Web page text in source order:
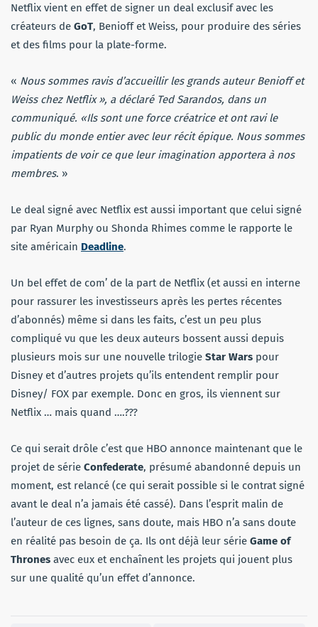
Netflix vient en effet de signer un deal exclusif avec les
créateurs de GoT, Benioff et Weiss, pour produire des séries
et des films pour la plate-forme.
« Nous sommes ravis d’accueillir les grands auteur Benioff et
Weiss chez Netflix », a déclaré Ted Sarandos, dans un
communiqué. «Ils sont une force créatrice et ont ravi le
public du monde entier avec leur récit épique. Nous sommes
impatients de voir ce que leur imagination apportera à nos
membres. »
Le deal signé avec Netflix est aussi important que celui signé
par Ryan Murphy ou Shonda Rhimes comme le rapporte le
site américain Deadline.
Un bel effet de com’ de la part de Netflix (et aussi en interne
pour rassurer les investisseurs après les pertes récentes
d’abonnés) même si dans les faits, c’est un peu plus
compliqué vu que les deux auteurs bossent aussi depuis
plusieurs mois sur une nouvelle trilogie Star Wars pour
Disney et d’autres projets qu’ils entendent remplir pour
Disney/ FOX par exemple. Donc en gros, ils viennent sur
Netflix … mais quand ….???
Ce qui serait drôle c’est que HBO annonce maintenant que le
projet de série Confederate, présumé abandonné depuis un
moment, est relancé (ce qui serait possible si le contrat signé
avant le deal n’a jamais été cassé). Dans l’esprit malin de
l’auteur de ces lignes, sans doute, mais HBO n’a sans doute
en réalité pas besoin de ça. Ils ont déjà leur série Game of
Thrones avec eux et enchaînent les projets qui jouent plus
sur une qualité qu’un effet d’annonce.